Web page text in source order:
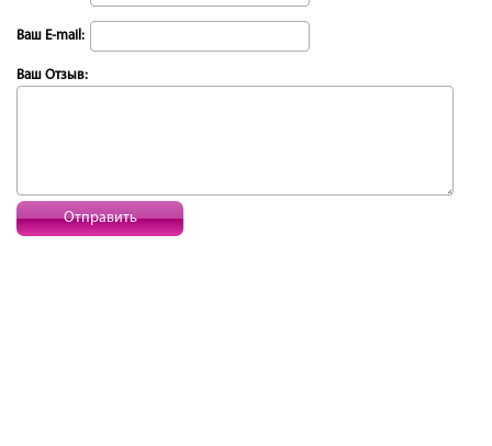
Ваш E-mail:
Ваш Отзыв:
Отправить